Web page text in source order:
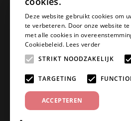
Over ons
Algemene voorwaarden
Disclaimer
Privacy Policy
Betaalmethoden
Retourneren
Klantenservice
Offerte aanvragen
Deze website gebruikt cookies om
te verbeteren. Door onze website
met alle cookies in
Cookiebeleid. Lees verder
STRIKT NOODZAKELIJK
TARGETING
ACCEPTEREN